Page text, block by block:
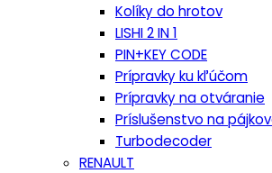
Kolíky do hrotov
LISHI 2 IN 1
PIN+KEY CODE
Prípravky ku kľúčom
Prípravky na otváranie
Príslušenstvo na
Turbodecoder
RENAULT